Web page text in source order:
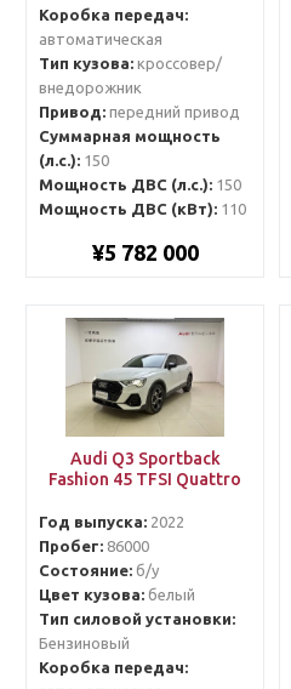
Коробка передач:
автоматическая
Тип кузова:кроссовер/
внедорожник
Привод:передний привод
Суммарная мощность
(л.с.):150
Мощность ДВС (л.с.):150
Мощность ДВС (кВт):110
¥5 782 000
Audi Q3 Sportback
Fashion 45 TFSI Quattro
Год выпуска:2022
Пробег:86000
Состояние:б/у
Цвет кузова:белый
Тип силовой установки:
Бензиновый
Коробка передач: